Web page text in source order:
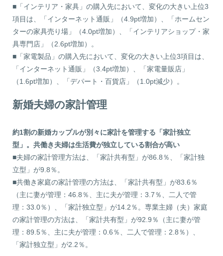
■「インテリア・家具」の購入先において、変化の大きい上位3
項目は、「インターネット通販」（4.9pt増加）、「ホームセン
ターの家具売り場」（4.0pt増加）、「インテリアショップ・家
具専門店」（2.6pt増加）。
■「家電製品」の購入先において、変化の大きい上位3項目は、
「インターネット通販」（3.4pt増加）、「家電量販店」
（1.6pt増加）、「デパート・百貨店」（1.0pt減少）。
新婚夫婦の家計管理
約1割の新婚カップルが別々に家計を管理する「家計独立
型」。共働き夫婦は生活費が独立している割合が高い
■夫婦の家計管理方法は、「家計共有型」が86.8％、「家計独
立型」が9.8％。
■共働き家庭の家計管理の方法は、「家計共有型」が83.6％
（主に妻が管理：46.8％、主に夫が管理：3.7％、二人で管
理：33.0％）、「家計独立型」が14.2％。専業主婦（夫）家庭
の家計管理の方法は、「家計共有型」が92.9％（主に妻が管
理：89.5％、主に夫が管理：0.6％、二人で管理：2.8％）、
「家計独立型」が2.2％。